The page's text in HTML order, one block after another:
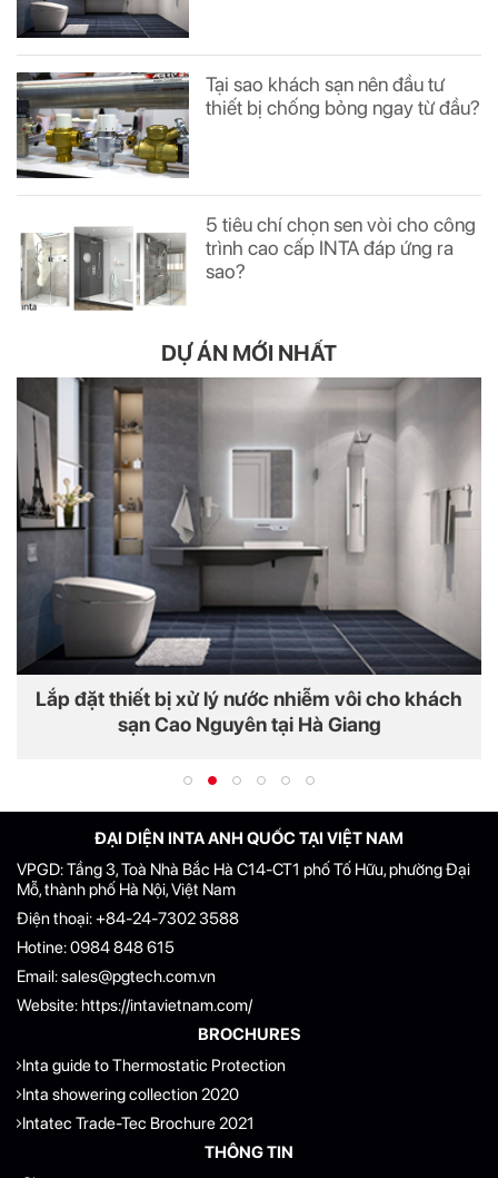
Tại sao khách sạn nên đầu tư
thiết bị chống bỏng ngay từ đầu?
5 tiêu chí chọn sen vòi cho công
trình cao cấp INTA đáp ứng ra
sao?
DỰ ÁN MỚI NHẤT
Lắp đặt thiết bị xử lý nước nhiễm vôi cho khách
sạn Cao Nguyên tại Hà Giang
ĐẠI DIỆN INTA ANH QUỐC TẠI VIỆT NAM
VPGD: Tầng 3, Toà Nhà Bắc Hà C14-CT1 phố Tố Hữu, phường Đại
Mỗ, thành phố Hà Nội, Việt Nam
Điện thoại:+84-24-7302 3588
Hotine:0984 848 615
Email:sales@pgtech.com.vn
Website:https://intavietnam.com/
BROCHURES
Inta guide to Thermostatic Protection
Inta showering collection 2020
Intatec Trade-Tec Brochure 2021
THÔNG TIN